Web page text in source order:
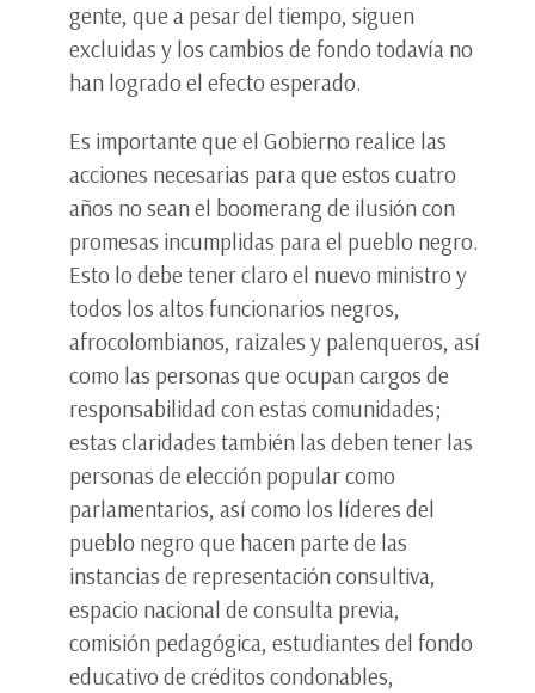
gente, que a pesar del tiempo, siguen
excluidas y los cambios de fondo todavía no
han logrado el efecto esperado.
Es importante que el Gobierno realice las
acciones necesarias para que estos cuatro
años no sean el boomerang de ilusión con
promesas incumplidas para el pueblo negro.
Esto lo debe tener claro el nuevo ministro y
todos los altos funcionarios negros,
afrocolombianos, raizales y palenqueros, así
como las personas que ocupan cargos de
responsabilidad con estas comunidades;
estas claridades también las deben tener las
personas de elección popular como
parlamentarios, así como los líderes del
pueblo negro que hacen parte de las
instancias de representación consultiva,
espacio nacional de consulta previa,
comisión pedagógica, estudiantes del fondo
educativo de créditos condonables,